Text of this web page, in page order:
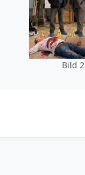
Bild 2